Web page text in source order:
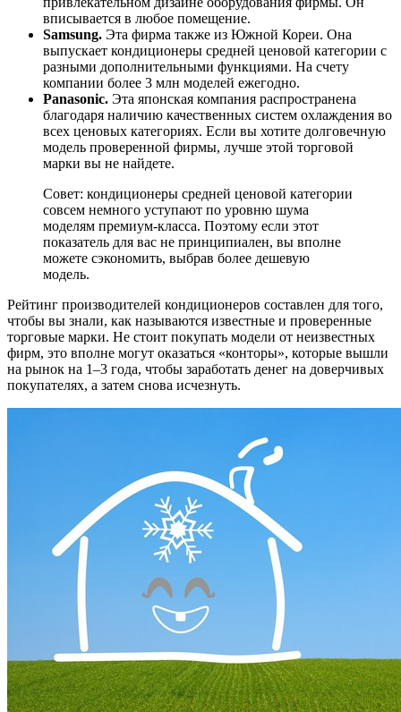
вписывается в любое помещение.
Samsung. Эта фирма также из Южной Кореи. Она
выпускает кондиционеры средней ценовой категории с
разными дополнительными функциями. На счету
компании более 3 млн моделей ежегодно.
Panasonic. Эта японская компания распространена
благодаря наличию качественных систем охлаждения во
всех ценовых категориях. Если вы хотите долговечную
модель проверенной фирмы, лучше этой торговой
марки вы не найдете.
Совет: кондиционеры средней ценовой категории
совсем немного уступают по уровню шума
моделям премиум-класса. Поэтому если этот
показатель для вас не принципиален, вы вполне
можете сэкономить, выбрав более дешевую
модель.
Рейтинг производителей кондиционеров составлен для того,
чтобы вы знали, как называются известные и проверенные
торговые марки. Не стоит покупать модели от неизвестных
фирм, это вполне могут оказаться «конторы», которые вышли
на рынок на 1–3 года, чтобы заработать денег на доверчивых
покупателях, а затем снова исчезнуть.